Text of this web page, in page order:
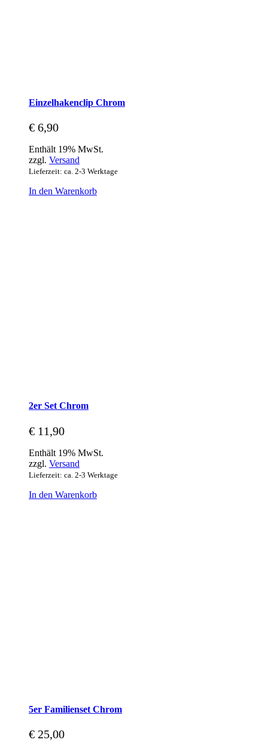
Einzelhakenclip Chrom
€ 6,90
Enthält 19% MwSt.
zzgl. Versand
Lieferzeit: ca. 2-3 Werktage
In den Warenkorb
2er Set Chrom
€ 11,90
Enthält 19% MwSt.
zzgl. Versand
Lieferzeit: ca. 2-3 Werktage
In den Warenkorb
5er Familienset Chrom
€ 25,00